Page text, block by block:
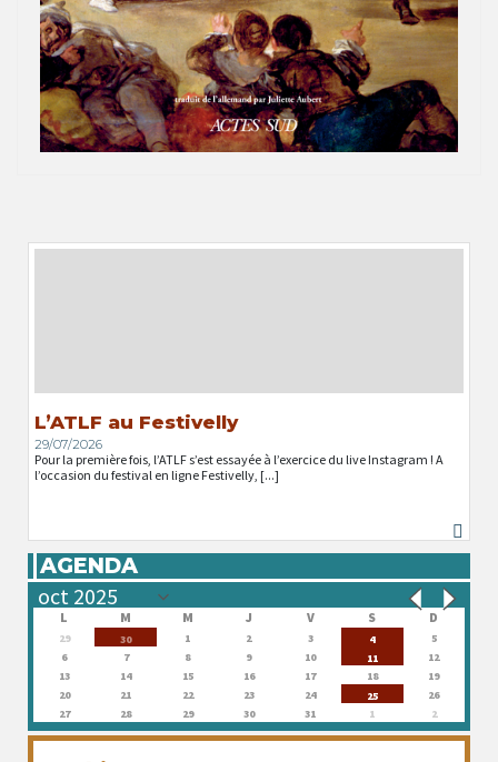
L’ATLF au Festivelly
29/07/2026
Pour la première fois, l’ATLF s’est essayée à l’exercice du live Instagram ! A
l’occasion du festival en ligne Festivelly, [...]
AGENDA
L M M J V S D
29 30 1 2 3 4
5
6
7 8 9 10 11
12
13
14 15 16 17 18
19
20
21 22 23 24 25
26
27
28 29 30 31 1 2